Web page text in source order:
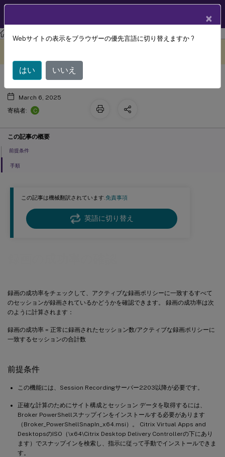
Session Recording Session Recording 2407
この記事は機械翻訳されています.免責事項
英語に切り替え
録画の成功率をチェックして、アクティブな録画ポリシーに一致するすべて
のセッションが録画されているかどうかを確認できます。 録画の成功率は次
のように計算されます：
録画の成功率 = 正常に録画されたセッション数/アクティブな録画ポリシーに
一致するセッションの合計数
前提条件
この機能には、Session Recordingサーバー2203以降が必要です。
正確な計算のためにサイト構成とセッション データを取得するには、
Broker PowerShellスナップインをインストールする必要があります
（Broker_PowerShellSnapIn_x64.msi）。 Citrix Virtual Apps and
DesktopsのISO（\x64\Citrix Desktop Delivery Controllerの下にあり
ます）でスナップインを検索し、指示に従って手動でインストールできま
す。
録画の成功率の確認
March 6, 2025
寄稿者:
C
この記事の概要
前提条件
手順
×
Webサイトの表示をブラウザーの優先言語に切り替えますか ?
はい いいえ